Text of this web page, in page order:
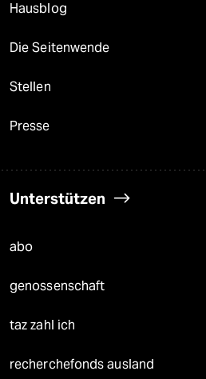
Hausblog
Die Seitenwende
Stellen
Presse
Unterstützen
abo
genossenschaft
taz zahl ich
recherchefonds ausland